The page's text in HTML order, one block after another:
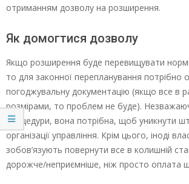
отриманням дозволу на розширення.
Як домогтися дозволу
Якщо розширення буде перевищувати
то для законної перепланування потрібно
погоджувальну документацію (якщо все в
розмірами, то проблем не буде).
процедури, вона потрібна, щоб уникнути
організації управління. Крім цього, іноді
зобов’язують повернути все в колишній
дорожче/неприємніше, ніж просто оплата